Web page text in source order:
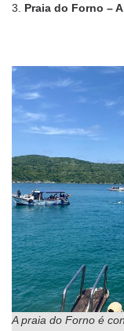
3. Praia do Forno –
A praia do Forno é